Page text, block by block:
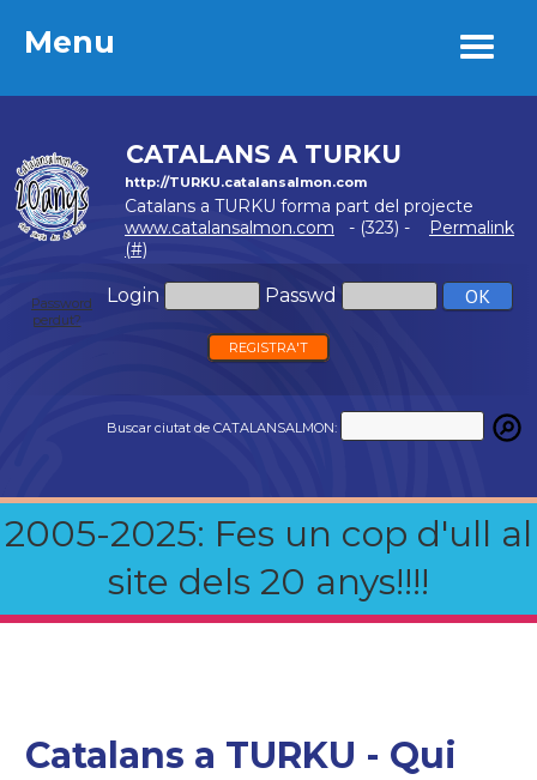
Menu
CATALANS A TURKU
http://TURKU.catalansalmon.com
Catalans a TURKU forma part del projecte
www.catalansalmon.com - (323) -
Permalink
(#)
Login Passwd
Password
perdut?
REGISTRA'T
Buscar ciutat de CATALANSALMON:
2005-2025: Fes un cop d'ull al
site dels 20 anys!!!!
Menu
Catalans a TURKU - Qui